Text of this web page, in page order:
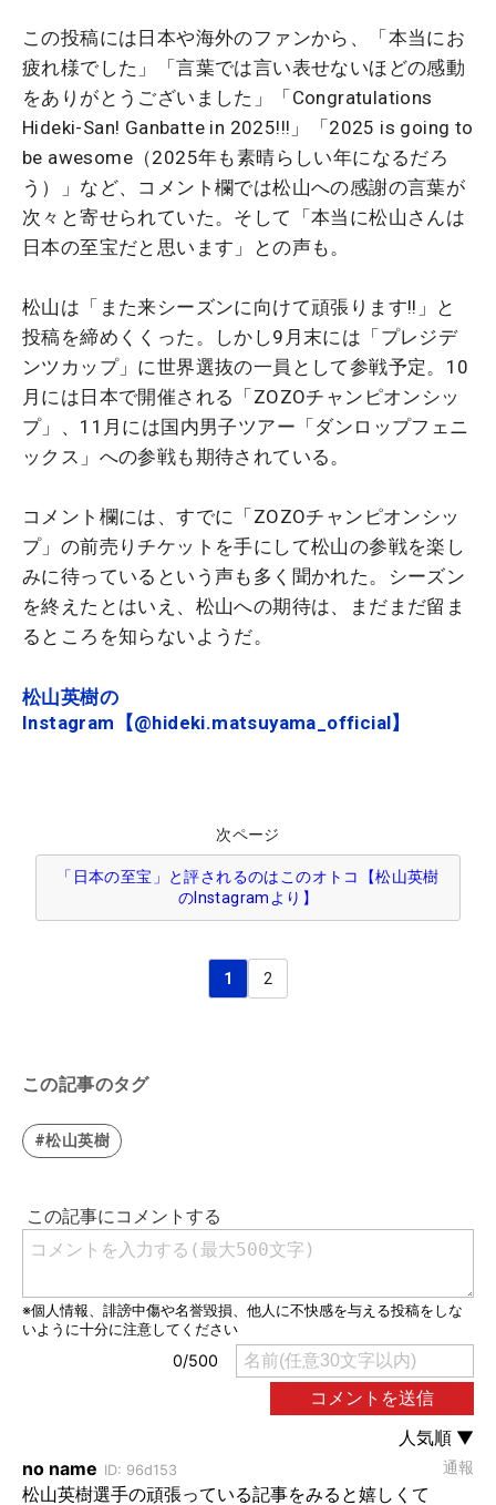
この投稿には日本や海外のファンから、「本当にお
疲れ様でした」「言葉では言い表せないほどの感動
をありがとうございました」「Congratulations
Hideki-San! Ganbatte in 2025!!!」「2025 is going to
be awesome（2025年も素晴らしい年になるだろ
う）」など、コメント欄では松山への感謝の言葉が
次々と寄せられていた。そして「本当に松山さんは
日本の至宝だと思います」との声も。
松山は「また来シーズンに向けて頑張ります!!」と
投稿を締めくくった。しかし9月末には「プレジデ
ンツカップ」に世界選抜の一員として参戦予定。10
月には日本で開催される「ZOZOチャンピオンシッ
プ」、11月には国内男子ツアー「ダンロップフェニ
ックス」への参戦も期待されている。
コメント欄には、すでに「ZOZOチャンピオンシッ
プ」の前売りチケットを手にして松山の参戦を楽し
みに待っているという声も多く聞かれた。シーズン
を終えたとはいえ、松山への期待は、まだまだ留ま
るところを知らないようだ。
松山英樹の
Instagram【@hideki.matsuyama_official】
次ページ
「日本の至宝」と評されるのはこのオトコ【松山英樹
のInstagramより】
1 2
この記事のタグ
#松山英樹